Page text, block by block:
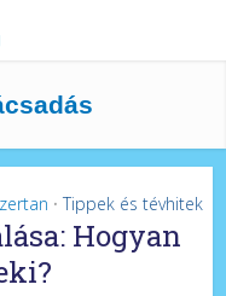
• Tippek és tévhitek
Hogyan